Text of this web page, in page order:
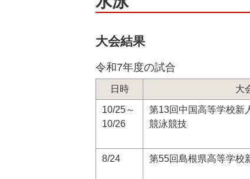
の
置:
大会結果
令和7年度の試合
日時 大
10/25～
10/26
第13回中国高等学校
競泳競技
8/24 第55回島根県高等学校